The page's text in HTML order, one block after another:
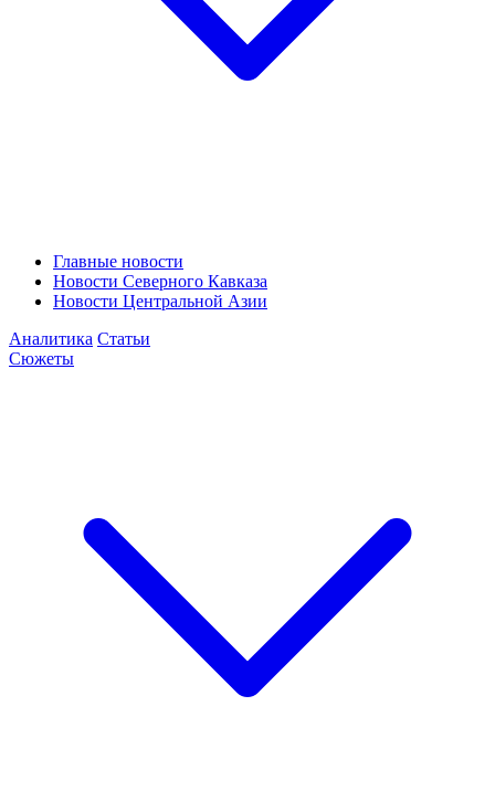
Главные новости
Новости Северного Кавказа
Новости Центральной Азии
Аналитика Статьи
Сюжеты